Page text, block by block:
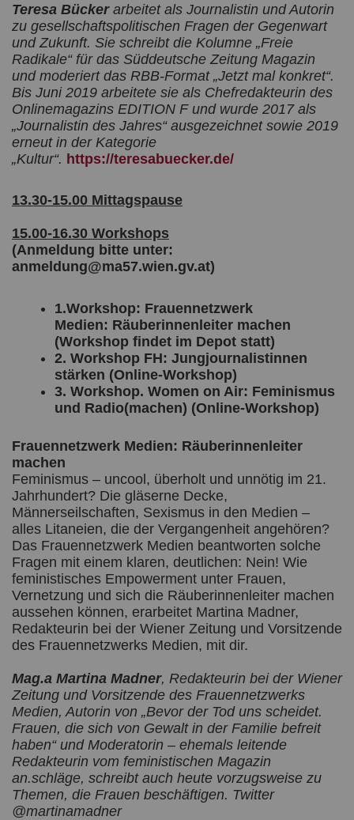
Teresa Bücker arbeitet als Journalistin und Autorin
zu gesellschaftspolitischen Fragen der Gegenwart
und Zukunft. Sie schreibt die Kolumne „Freie
Radikale“ für das Süddeutsche Zeitung Magazin
und moderiert das RBB-Format „Jetzt mal konkret“.
Bis Juni 2019 arbeitete sie als Chefredakteurin des
Onlinemagazins EDITION F und wurde 2017 als
„Journalistin des Jahres“ ausgezeichnet sowie 2019
erneut in der Kategorie
„Kultur“. https://teresabuecker.de/
13.30-15.00 Mittagspause
15.00-16.30 Workshops
(Anmeldung bitte unter:
anmeldung@ma57.wien.gv.at)
1.Workshop: Frauennetzwerk
Medien: Räuberinnenleiter machen
(Workshop findet im Depot statt)
2. Workshop FH: Jungjournalistinnen
stärken (Online-Workshop)
3. Workshop. Women on Air: Feminismus
und Radio(machen) (Online-Workshop)
Frauennetzwerk Medien: Räuberinnenleiter
machen
Feminismus – uncool, überholt und unnötig im 21.
Jahrhundert? Die gläserne Decke,
Männerseilschaften, Sexismus in den Medien –
alles Litaneien, die der Vergangenheit angehören?
Das Frauennetzwerk Medien beantworten solche
Fragen mit einem klaren, deutlichen: Nein! Wie
feministisches Empowerment unter Frauen,
Vernetzung und sich die Räuberinnenleiter machen
aussehen können, erarbeitet Martina Madner,
Redakteurin bei der Wiener Zeitung und Vorsitzende
des Frauennetzwerks Medien, mit dir.
Mag.a Martina Madner, Redakteurin bei der Wiener
Zeitung und Vorsitzende des Frauennetzwerks
Medien, Autorin von „Bevor der Tod uns scheidet.
Frauen, die sich von Gewalt in der Familie befreit
haben“ und Moderatorin – ehemals leitende
Redakteurin vom feministischen Magazin
an.schläge, schreibt auch heute vorzugsweise zu
Themen, die Frauen beschäftigen. Twitter
@martinamadner